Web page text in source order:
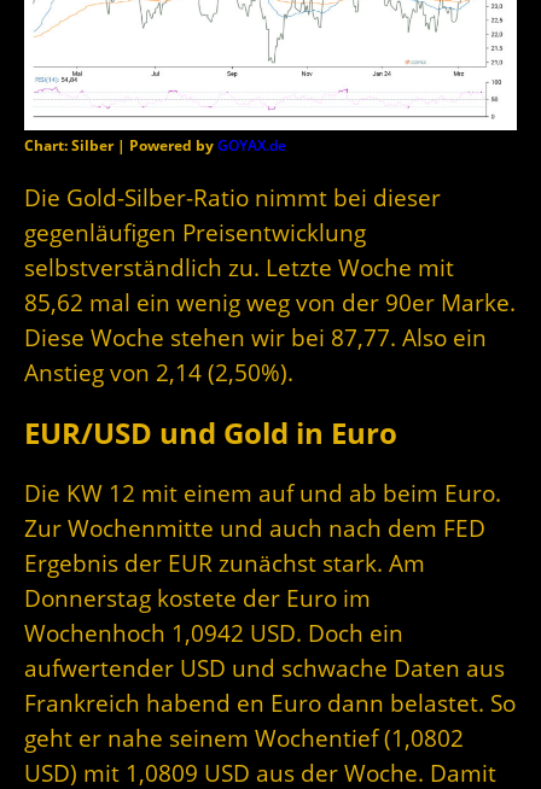
Chart: Silber | Powered byGOYAX.de
Die Gold-Silber-Ratio nimmt bei dieser
gegenläufigen Preisentwicklung
selbstverständlich zu. Letzte Woche mit
85,62 mal ein wenig weg von der 90er Marke.
Diese Woche stehen wir bei 87,77. Also ein
Anstieg von 2,14 (2,50%).
EUR/USD und Gold in Euro
Die KW 12 mit einem auf und ab beim Euro.
Zur Wochenmitte und auch nach dem FED
Ergebnis der EUR zunächst stark. Am
Donnerstag kostete der Euro im
Wochenhoch 1,0942 USD. Doch ein
aufwertender USD und schwache Daten aus
Frankreich habend en Euro dann belastet. So
geht er nahe seinem Wochentief (1,0802
USD) mit 1,0809 USD aus der Woche. Damit